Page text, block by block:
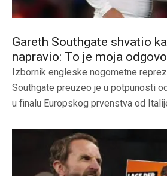
Gareth Southgate shvatio
napravio: To je moja
Izbornik engleske nogometne
Southgate preuzeo je u potpunosti
u finalu Europskog prvenstva od